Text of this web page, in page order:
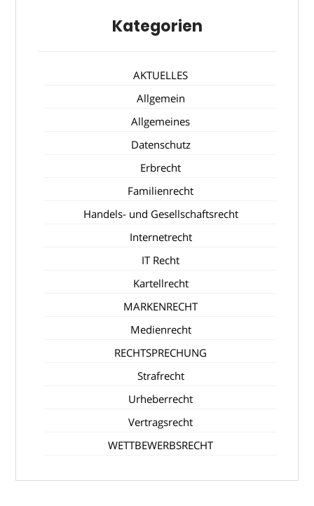
Kategorien
AKTUELLES
Allgemein
Allgemeines
Datenschutz
Erbrecht
Familienrecht
Handels- und Gesellschaftsrecht
Internetrecht
IT Recht
Kartellrecht
MARKENRECHT
Medienrecht
RECHTSPRECHUNG
Strafrecht
Urheberrecht
Vertragsrecht
WETTBEWERBSRECHT